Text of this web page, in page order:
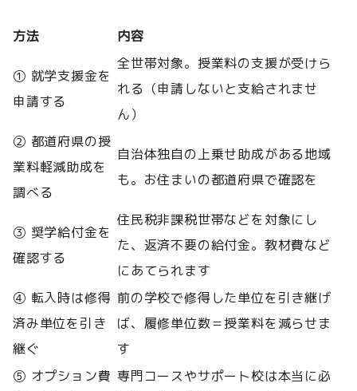
方法 内容
① 就学支援金を
申請する
全世帯対象。授業料の支援が受けら
れる（申請しないと支給されませ
ん）
② 都道府県の授
業料軽減助成を
調べる
自治体独自の上乗せ助成がある地域
も。お住まいの都道府県で確認を
③ 奨学給付金を
確認する
住民税非課税世帯などを対象にし
た、返済不要の給付金。教材費など
にあてられます
④ 転入時は修得
済み単位を引き
継ぐ
前の学校で修得した単位を引き継げ
ば、履修単位数＝授業料を減らせま
す
⑤ オプション費 専門コースやサポート校は本当に必